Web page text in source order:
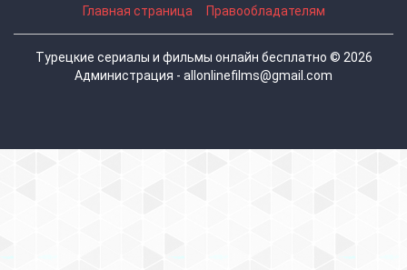
Главная страница Правообладателям
Турецкие сериалы и фильмы онлайн бесплатно © 2026
Администрация - allonlinefilms@gmail.com